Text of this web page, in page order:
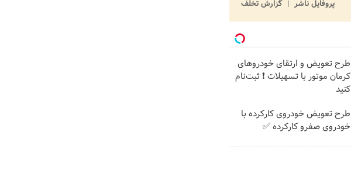
پروفایل ناشر
گزارش تخلف
طرح تعویض و ارتقای خودروهای
کرمان موتور با تسهیلات ❗ ثبت‌نام
کنید
طرح تعویض خودروی کارکرده با
خودروی صفرو کارکرده ✅